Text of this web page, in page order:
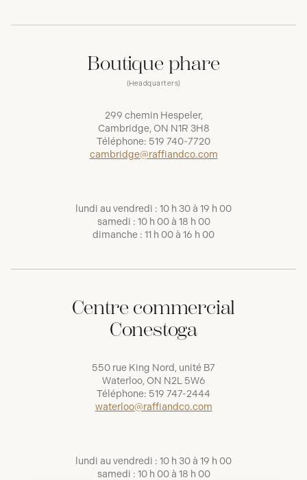
Boutique phare
(Headquarters)
299 chemin Hespeler,
Cambridge, ON N1R 3H8
Téléphone: 519 740-7720
cambridge@raffiandco.com
lundi au vendredi : 10 h 30 à 19 h 00
samedi : 10 h 00 à 18 h 00
dimanche : 11 h 00 à 16 h 00
Centre commercial
Conestoga
550 rue King Nord, unité B7
Waterloo, ON N2L 5W6
Téléphone: 519 747-2444
waterloo@raffiandco.com
lundi au vendredi : 10 h 30 à 19 h 00
samedi : 10 h 00 à 18 h 00